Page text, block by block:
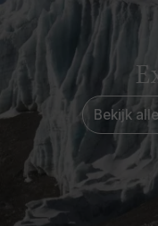
Bekijk